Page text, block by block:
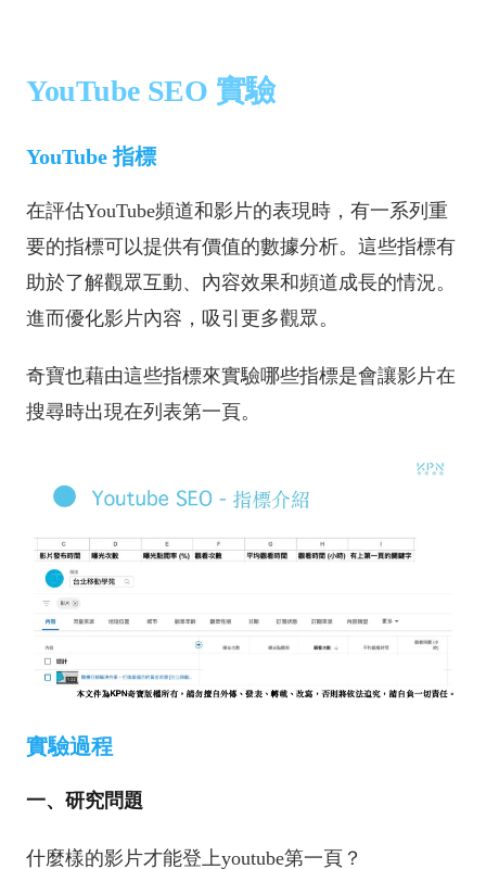
YouTube SEO 實驗
YouTube 指標
在評估YouTube頻道和影片的表現時，有一系列重
要的指標可以提供有價值的數據分析。這些指標有
助於了解觀眾互動、內容效果和頻道成長的情況。
進而優化影片內容，吸引更多觀眾。
奇寶也藉由這些指標來實驗哪些指標是會讓影片在
搜尋時出現在列表第一頁。
實驗過程
一、研究問題
什麼樣的影片才能登上youtube第一頁？